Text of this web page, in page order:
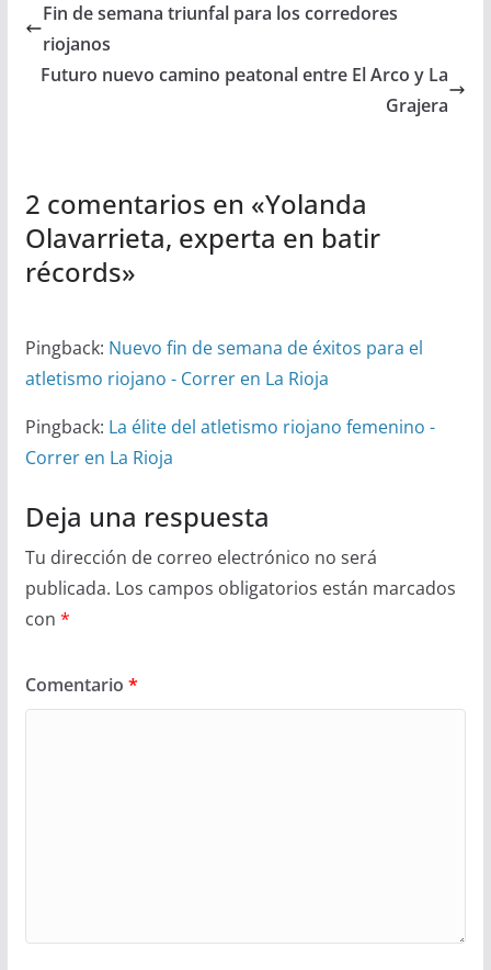
Fin de semana triunfal para los corredores
riojanos
Futuro nuevo camino peatonal entre El Arco y La
Grajera
2 comentarios en «Yolanda
Olavarrieta, experta en batir
récords»
Pingback: Nuevo fin de semana de éxitos para el
atletismo riojano - Correr en La Rioja
Pingback: La élite del atletismo riojano femenino -
Correr en La Rioja
Deja una respuesta
Tu dirección de correo electrónico no será
publicada. Los campos obligatorios están marcados
con *
Comentario *